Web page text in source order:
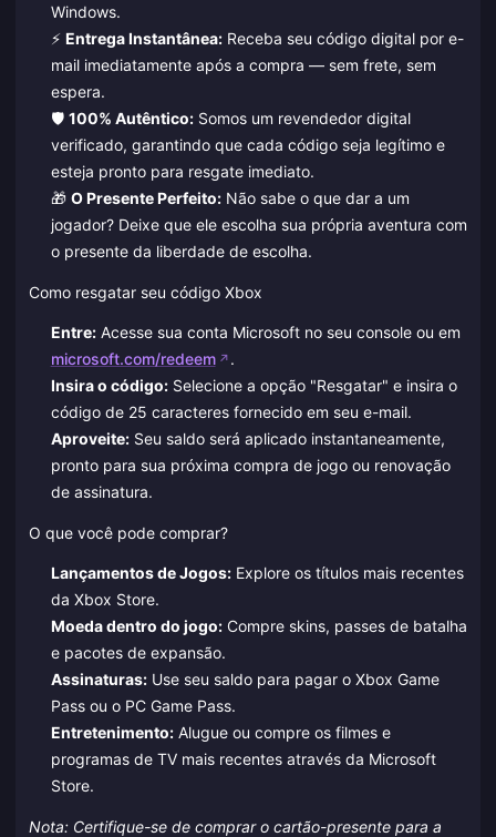
Windows.
⚡ Entrega Instantânea:Receba seu código digital por e-
mail imediatamente após a compra — sem frete, sem
espera.
🛡️ 100% Autêntico:Somos um revendedor digital
verificado, garantindo que cada código seja legítimo e
esteja pronto para resgate imediato.
🎁 O Presente Perfeito:Não sabe o que dar a um
jogador? Deixe que ele escolha sua própria aventura com
o presente da liberdade de escolha.
Como resgatar seu código Xbox
Entre:Acesse sua conta Microsoft no seu console ou em
microsoft.com/redeem
.
Insira o código:Selecione a opção "Resgatar" e insira o
código de 25 caracteres fornecido em seu e-mail.
Aproveite:Seu saldo será aplicado instantaneamente,
pronto para sua próxima compra de jogo ou renovação
de assinatura.
O que você pode comprar?
Lançamentos de Jogos:Explore os títulos mais recentes
da Xbox Store.
Moeda dentro do jogo:Compre skins, passes de batalha
e pacotes de expansão.
Assinaturas:Use seu saldo para pagar o Xbox Game
Pass ou o PC Game Pass.
Entretenimento:Alugue ou compre os filmes e
programas de TV mais recentes através da Microsoft
Store.
Nota: Certifique-se de comprar o cartão-presente para a